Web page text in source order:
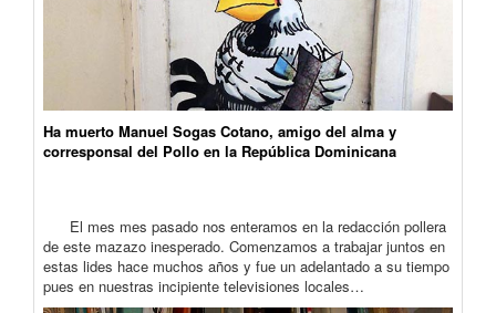
Ha muerto Manuel Sogas Cotano, amigo del alma y
corresponsal del Pollo en la República Dominicana
El mes mes pasado nos enteramos en la redacción pollera
de este mazazo inesperado. Comenzamos a trabajar juntos en
estas lides hace muchos años y fue un adelantado a su tiempo
pues en nuestras incipiente televisiones locales…